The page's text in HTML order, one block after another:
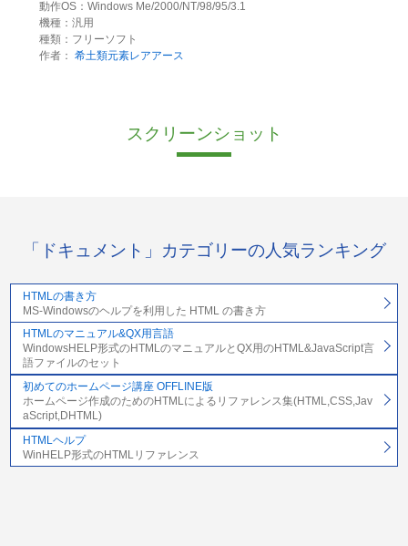
動作OS：Windows Me/2000/NT/98/95/3.1
機種：汎用
種類：フリーソフト
作者： 希土類元素レアアース
スクリーンショット
「ドキュメント」カテゴリーの人気ランキング
HTMLの書き方
MS-Windowsのヘルプを利用した HTML の書き方
HTMLのマニュアル&QX用言語
WindowsHELP形式のHTMLのマニュアルとQX用のHTML&JavaScript言
語ファイルのセット
初めてのホームページ講座 OFFLINE版
ホームページ作成のためのHTMLによるリファレンス集(HTML,CSS,Jav
aScript,DHTML)
HTMLヘルプ
WinHELP形式のHTMLリファレンス